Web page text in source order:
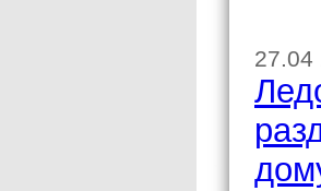
27.04